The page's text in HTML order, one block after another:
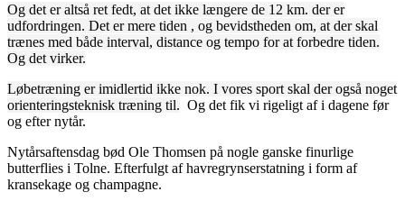
Og det er altså ret fedt, at det ikke længere de 12 km. der er
udfordringen. Det er mere tiden , og bevidstheden om, at der skal
trænes med både interval, distance og tempo for at forbedre tiden.
Og det virker.
Løbetræning er imidlertid ikke nok. I vores sport skal der også noget
orienteringsteknisk træning til. Og det fik vi rigeligt af i dagene før
og efter nytår.
Nytårsaftensdag bød Ole Thomsen på nogle ganske finurlige
butterflies i Tolne. Efterfulgt af havregrynserstatning i form af
kransekage og champagne.